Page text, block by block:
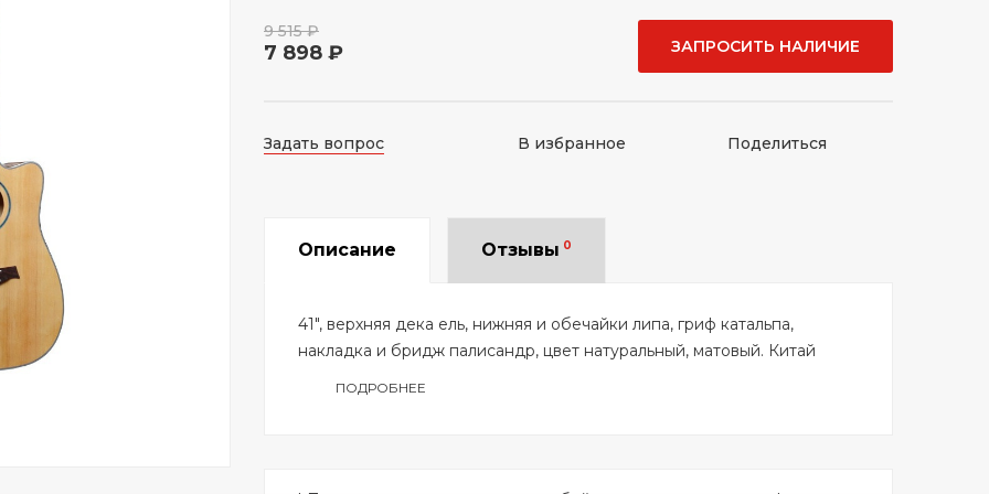
9 515 ₽
7 898 ₽ ЗАПРОСИТЬ НАЛИЧИЕ
Задать вопрос В избранное Поделиться
Описание Отзывы 0
41", верхняя дека ель, нижняя и обечайки липа, гриф катальпа,
накладка и бридж палисандр, цвет натуральный, матовый. Китай
ПОДРОБНЕЕ